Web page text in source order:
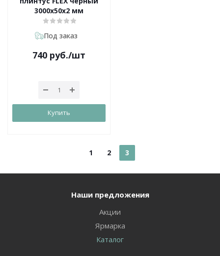
3000х50х2 мм
Под заказ
740 руб./шт
Купить
1 2 3
Наши предложения
Акции
Ярмарка
Каталог